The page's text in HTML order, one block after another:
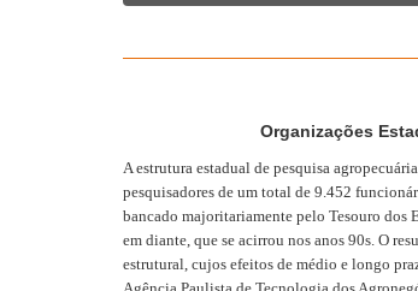
Organizações
A estrutura estadual de pesquisa
pesquisadores de um total de 9.452
bancado majoritariamente pelo Tesouro dos
em diante, que se acirrou nos anos 90s. O
estrutural, cujos efeitos de médio e longo